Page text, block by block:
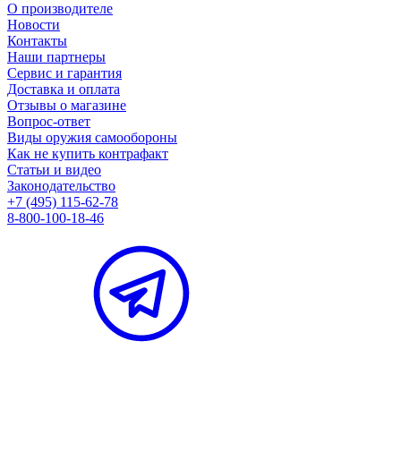
О производителе
Новости
Контакты
Наши партнеры
Сервис и гарантия
Доставка и оплата
Отзывы о магазине
Вопрос-ответ
Виды оружия самообороны
Как не купить контрафакт
Статьи и видео
Законодательство
+7 (495) 115-62-78
8-800-100-18-46